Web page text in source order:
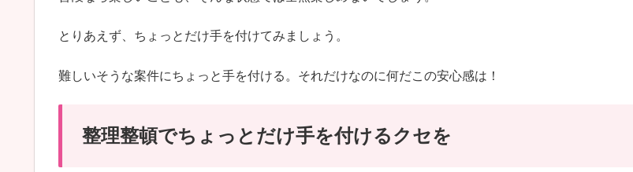
とりあえず、ちょっとだけ手を付けてみましょう。
難しいそうな案件にちょっと手を付ける。それだけなのに何だこの安心感は！
整理整頓でちょっとだけ手を付けるクセを